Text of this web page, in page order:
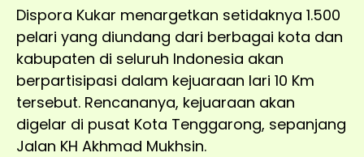
Dispora Kukar menargetkan setidaknya 1.500
pelari yang diundang dari berbagai kota dan
kabupaten di seluruh Indonesia akan
berpartisipasi dalam kejuaraan lari 10 Km
tersebut. Rencananya, kejuaraan akan
digelar di pusat Kota Tenggarong, sepanjang
Jalan KH Akhmad Mukhsin.